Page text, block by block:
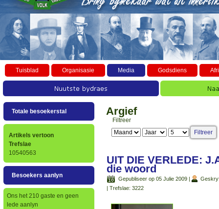
Tuisblad Organisasie Media Godsdiens
Totale besoekerstal
Artikels vertoon
Trefslae
10540563
Besoekers aanlyn
Ons het 210 gaste en geen
lede aanlyn
Argief
Filtreer
Filtreer
UIT DIE VERLEDE:
die woord
Gepubliseer op 05 Julie 2009 |
| Trefslae: 3222